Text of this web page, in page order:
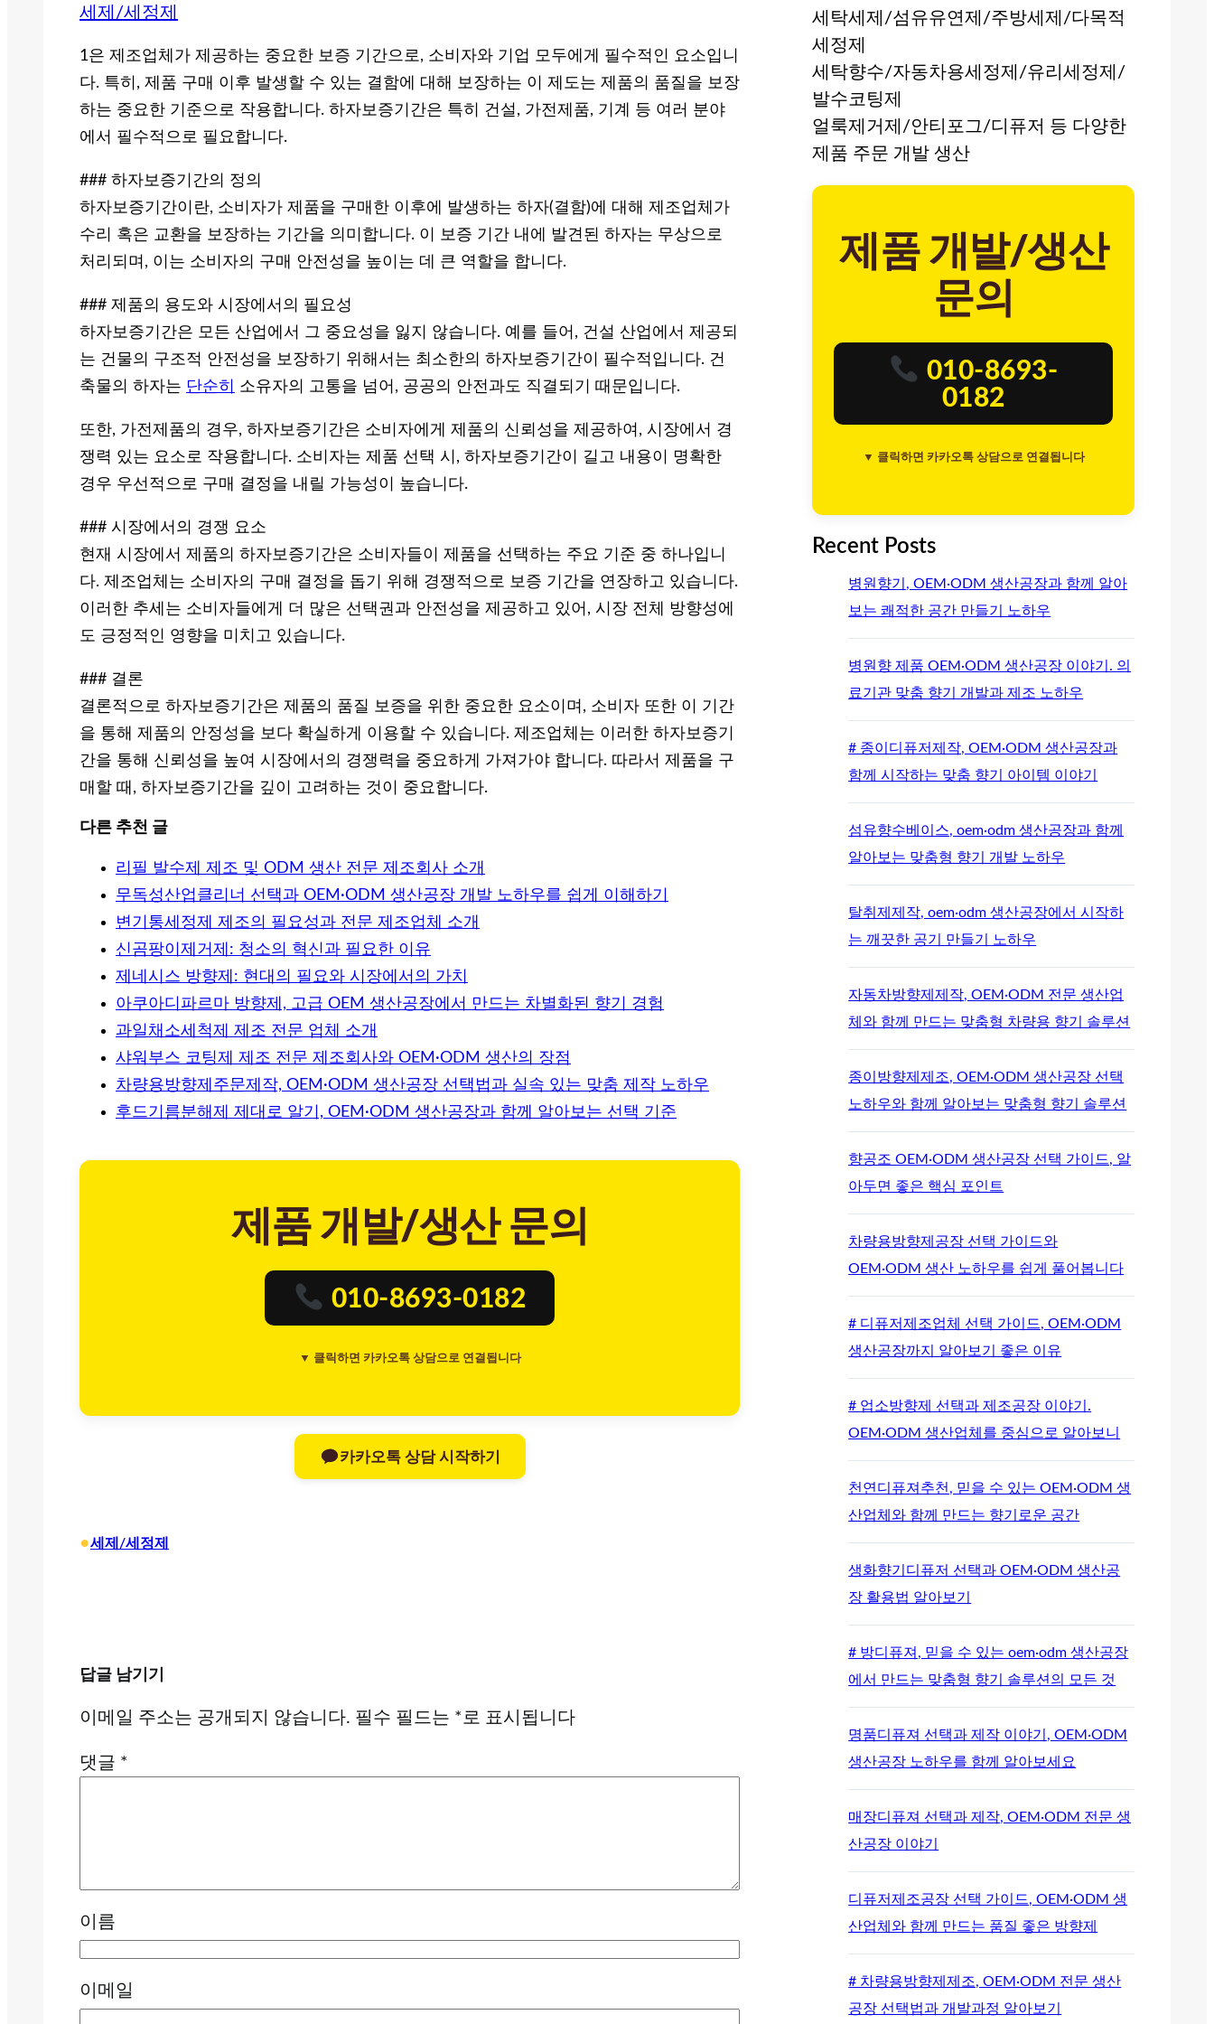
세제/세정제
1은 제조업체가 제공하는 중요한 보증 기간으로, 소비자와 기업 모두에게 필수적인 요소입니
다. 특히, 제품 구매 이후 발생할 수 있는 결함에 대해 보장하는 이 제도는 제품의 품질을 보장
하는 중요한 기준으로 작용합니다. 하자보증기간은 특히 건설, 가전제품, 기계 등 여러 분야
에서 필수적으로 필요합니다.
### 하자보증기간의 정의
하자보증기간이란, 소비자가 제품을 구매한 이후에 발생하는 하자(결함)에 대해 제조업체가
수리 혹은 교환을 보장하는 기간을 의미합니다. 이 보증 기간 내에 발견된 하자는 무상으로
처리되며, 이는 소비자의 구매 안전성을 높이는 데 큰 역할을 합니다.
### 제품의 용도와 시장에서의 필요성
하자보증기간은 모든 산업에서 그 중요성을 잃지 않습니다. 예를 들어, 건설 산업에서 제공되
는 건물의 구조적 안전성을 보장하기 위해서는 최소한의 하자보증기간이 필수적입니다. 건
축물의 하자는 단순히 소유자의 고통을 넘어, 공공의 안전과도 직결되기 때문입니다.
또한, 가전제품의 경우, 하자보증기간은 소비자에게 제품의 신뢰성을 제공하여, 시장에서 경
쟁력 있는 요소로 작용합니다. 소비자는 제품 선택 시, 하자보증기간이 길고 내용이 명확한
경우 우선적으로 구매 결정을 내릴 가능성이 높습니다.
### 시장에서의 경쟁 요소
현재 시장에서 제품의 하자보증기간은 소비자들이 제품을 선택하는 주요 기준 중 하나입니
다. 제조업체는 소비자의 구매 결정을 돕기 위해 경쟁적으로 보증 기간을 연장하고 있습니다.
이러한 추세는 소비자들에게 더 많은 선택권과 안전성을 제공하고 있어, 시장 전체 방향성에
도 긍정적인 영향을 미치고 있습니다.
### 결론
결론적으로 하자보증기간은 제품의 품질 보증을 위한 중요한 요소이며, 소비자 또한 이 기간
을 통해 제품의 안정성을 보다 확실하게 이용할 수 있습니다. 제조업체는 이러한 하자보증기
간을 통해 신뢰성을 높여 시장에서의 경쟁력을 중요하게 가져가야 합니다. 따라서 제품을 구
매할 때, 하자보증기간을 깊이 고려하는 것이 중요합니다.
다른 추천 글
리필 발수제 제조 및 ODM 생산 전문 제조회사 소개
무독성산업클리너 선택과 OEM·ODM 생산공장 개발 노하우를 쉽게 이해하기
변기통세정제 제조의 필요성과 전문 제조업체 소개
신곰팡이제거제: 청소의 혁신과 필요한 이유
제네시스 방향제: 현대의 필요와 시장에서의 가치
아쿠아디파르마 방향제, 고급 OEM 생산공장에서 만드는 차별화된 향기 경험
과일채소세척제 제조 전문 업체 소개
샤워부스 코팅제 제조 전문 제조회사와 OEM·ODM 생산의 장점
차량용방향제주문제작, OEM·ODM 생산공장 선택법과 실속 있는 맞춤 제작 노하우
후드기름분해제 제대로 알기, OEM·ODM 생산공장과 함께 알아보는 선택 기준
제품 개발/생산 문의
010-8693-0182
▼ 클릭하면 카카오톡 상담으로 연결됩니다
카카오톡 상담 시작하기
•세제/세정제
답글 남기기
이메일 주소는 공개되지 않습니다. 필수 필드는 *로 표시됩니다
댓글 *
이름
이메일
세탁세제/섬유유연제/주방세제/다목적
세정제
세탁향수/자동차용세정제/유리세정제/
발수코팅제
얼룩제거제/안티포그/디퓨저 등 다양한
제품 주문 개발 생산
제품 개발/생산
문의
010-8693-
0182
▼ 클릭하면 카카오톡 상담으로 연결됩니다
Recent Posts
병원향기, OEM·ODM 생산공장과 함께 알아
보는 쾌적한 공간 만들기 노하우
병원향 제품 OEM·ODM 생산공장 이야기. 의
료기관 맞춤 향기 개발과 제조 노하우
# 종이디퓨저제작, OEM·ODM 생산공장과
함께 시작하는 맞춤 향기 아이템 이야기
섬유향수베이스, oem·odm 생산공장과 함께
알아보는 맞춤형 향기 개발 노하우
탈취제제작, oem·odm 생산공장에서 시작하
는 깨끗한 공기 만들기 노하우
자동차방향제제작, OEM·ODM 전문 생산업
체와 함께 만드는 맞춤형 차량용 향기 솔루션
종이방향제제조, OEM·ODM 생산공장 선택
노하우와 함께 알아보는 맞춤형 향기 솔루션
향공조 OEM·ODM 생산공장 선택 가이드, 알
아두면 좋은 핵심 포인트
차량용방향제공장 선택 가이드와
OEM·ODM 생산 노하우를 쉽게 풀어봅니다
# 디퓨저제조업체 선택 가이드, OEM·ODM
생산공장까지 알아보기 좋은 이유
# 업소방향제 선택과 제조공장 이야기.
OEM·ODM 생산업체를 중심으로 알아보니
천연디퓨져추천, 믿을 수 있는 OEM·ODM 생
산업체와 함께 만드는 향기로운 공간
생화향기디퓨저 선택과 OEM·ODM 생산공
장 활용법 알아보기
# 방디퓨져, 믿을 수 있는 oem·odm 생산공장
에서 만드는 맞춤형 향기 솔루션의 모든 것
명품디퓨져 선택과 제작 이야기, OEM·ODM
생산공장 노하우를 함께 알아보세요
매장디퓨져 선택과 제작, OEM·ODM 전문 생
산공장 이야기
디퓨저제조공장 선택 가이드, OEM·ODM 생
산업체와 함께 만드는 품질 좋은 방향제
# 차량용방향제제조, OEM·ODM 전문 생산
공장 선택법과 개발과정 알아보기